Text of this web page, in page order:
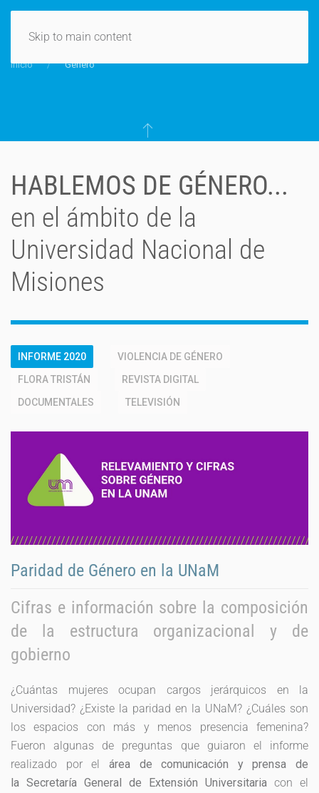
Skip to main content
Inicio Género
HABLEMOS DE GÉNERO...
en el ámbito de la
Universidad Nacional de
Misiones
INFORME 2020
VIOLENCIA DE GÉNERO
FLORA TRISTÁN
REVISTA DIGITAL
DOCUMENTALES
TELEVISIÓN
Paridad de Género en la UNaM
Cifras e información sobre la composición
de la estructura organizacional y de
gobierno
¿Cuántas mujeres ocupan cargos jerárquicos en la
Universidad? ¿Existe la paridad en la UNaM? ¿Cuáles son
los espacios con más y menos presencia femenina?
Fueron algunas de preguntas que guiaron el informe
realizado por el área de comunicación y prensa de
la Secretaría General de Extensión Universitaria con el